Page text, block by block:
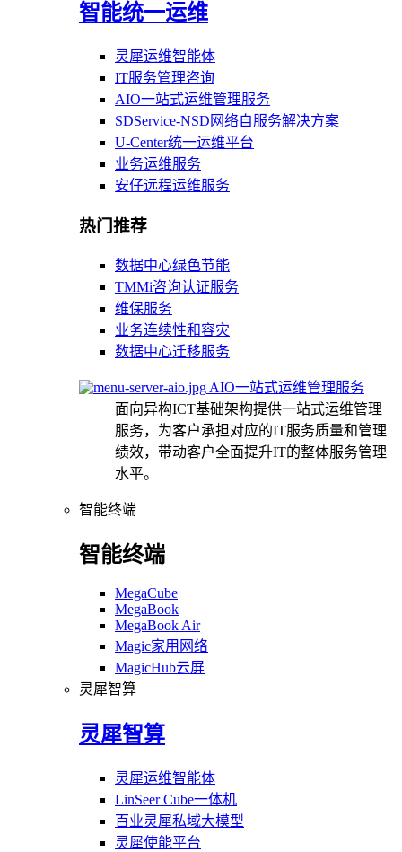
智能统一运维
灵犀运维智能体
IT服务管理咨询
AIO一站式运维管理服务
SDService-NSD网络自服务解决方案
U-Center统一运维平台
业务运维服务
安仔远程运维服务
热门推荐
数据中心绿色节能
TMMi咨询认证服务
维保服务
业务连续性和容灾
数据中心迁移服务
AIO一站式运维管理服务
面向异构ICT基础架构提供一站式运维管理
服务，为客户承担对应的IT服务质量和管理
绩效，带动客户全面提升IT的整体服务管理
水平。
智能终端
智能终端
MegaCube
MegaBook
MegaBook Air
Magic家用网络
MagicHub云屏
灵犀智算
灵犀智算
灵犀运维智能体
LinSeer Cube一体机
百业灵犀私域大模型
灵犀使能平台